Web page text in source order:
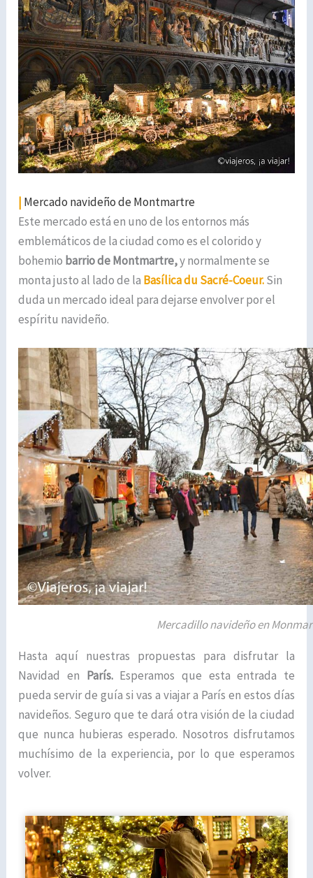
| Mercado navideño de Montmartre
Este mercado está en uno de los entornos más
emblemáticos de la ciudad como es el colorido y
bohemio barrio de Montmartre,y normalmente se
monta justo al lado de la Basílica du Sacré-Coeur.Sin
duda un mercado ideal para dejarse envolver por el
espíritu navideño.
Mercadillo navideño en
Hasta aquí nuestras propuestas para disfrutar la
Navidad en París. Esperamos que esta entrada te
pueda servir de guía si vas a viajar a París en estos días
navideños. Seguro que te dará otra visión de la ciudad
que nunca hubieras esperado. Nosotros disfrutamos
muchísimo de la experiencia, por lo que esperamos
volver.